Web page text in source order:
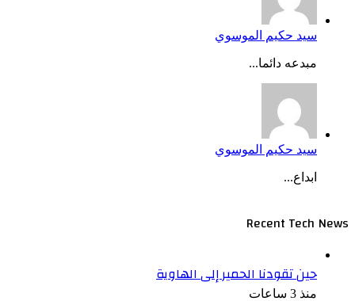
سيد حكيم الموسوي
مبدعه دائما...
سيد حكيم الموسوي
ابداع...
Recent Tech News
حين تقودنا الحمير إلى الهاوية
منذ 3 ساعات